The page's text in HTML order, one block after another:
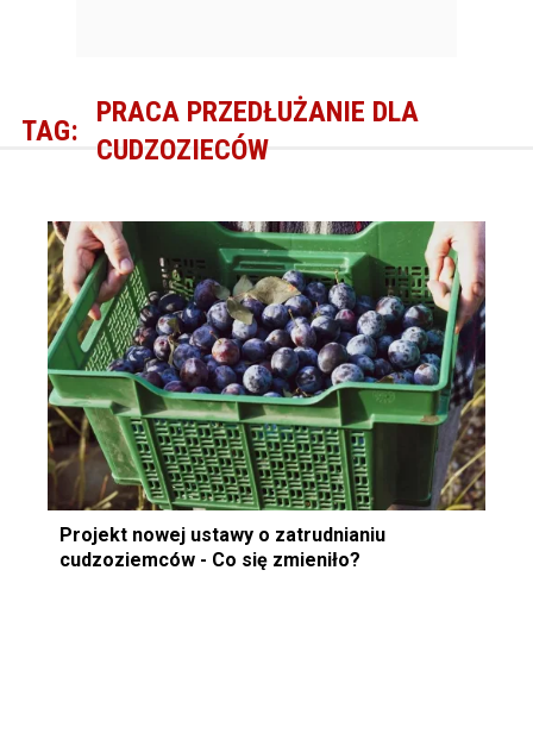
TAG:
PRACA PRZEDŁUŻANIE DLA
CUDZOZIECÓW
Projekt nowej ustawy o zatrudnianiu
cudzoziemców - Co się zmieniło?